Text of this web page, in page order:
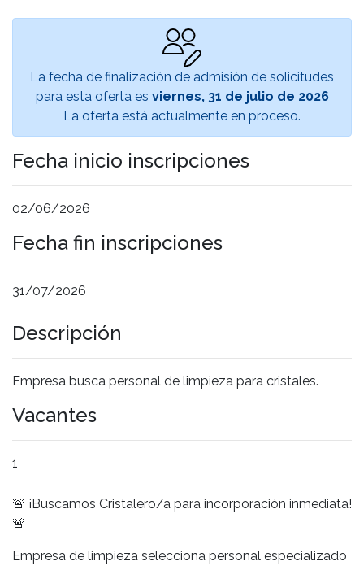
La fecha de finalización de admisión de solicitudes
para esta oferta es viernes, 31 de julio de 2026
La oferta está actualmente en proceso.
Fecha inicio inscripciones
02/06/2026
Fecha fin inscripciones
31/07/2026
Descripción
Empresa busca personal de limpieza para cristales.
Vacantes
1
🚨 ¡Buscamos Cristalero/a para incorporación inmediata!
🚨
Empresa de limpieza selecciona personal especializado